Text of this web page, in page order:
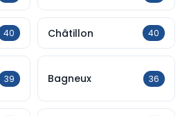
40 Châtillon 40
39 Bagneux 36